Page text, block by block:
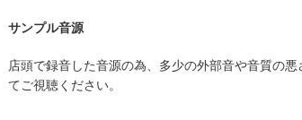
サンプル音源
店頭で録音した音源の為、多少の外部音や音質の
てご視聴ください。